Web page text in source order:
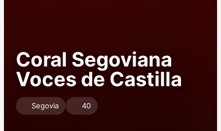
Coral Segoviana
Voces de Castilla
Segovia 40